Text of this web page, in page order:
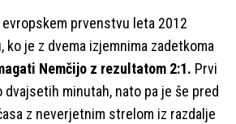
prvenstvu leta 2012
ko je z dvema izjemnima zadetkoma
Nemčijo z rezultatom 2:1. Prvi
minutah, nato pa je še pred
z neverjetnim strelom iz razdalje